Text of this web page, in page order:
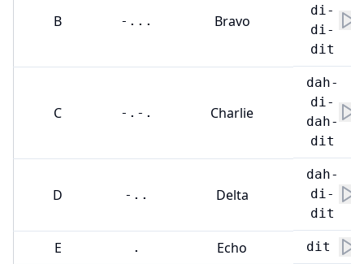
B -... Bravo
di-
di-
dit
C -.-. Charlie
dah-
di-
dah-
dit
D -.. Delta
dah-
di-
dit
E . Echo dit